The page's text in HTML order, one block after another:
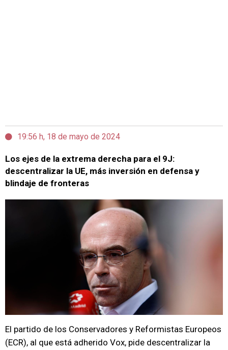
19:56 h, 18 de mayo de 2024
Los ejes de la extrema derecha para el 9J:
descentralizar la UE, más inversión en defensa y
blindaje de fronteras
El partido de los Conservadores y Reformistas Europeos
(ECR), al que está adherido Vox, pide descentralizar la